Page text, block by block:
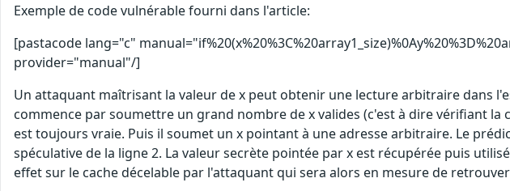
Exemple de code vulnérable fourni dans l'article:
[pastacode lang="c"
provider="manual"/]
Un attaquant maîtrisant la valeur de x peut obtenir une lecture arbitraire dans
commence par soumettre un grand nombre de x valides (c'est à dire vérifiant
est toujours vraie. Puis il soumet un x pointant à une adresse arbitraire. Le
spéculative de la ligne 2. La valeur secrète pointée par x est récupérée puis
effet sur le cache décelable par l'attaquant qui sera alors en mesure de